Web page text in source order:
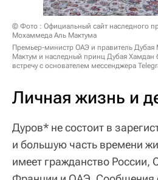
© Фото : Официальный сайт наследного
Мохаммеда Аль Мактума
Премьер-министр ОАЭ и правитель
Мактум и наследный принц Дубая
встречу с основателем мессенджера
Личная жизнь и
Дуров* не состоит в
и большую часть времени
имеет гражданство России,